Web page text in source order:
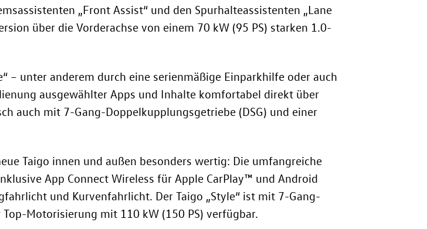
„Front Assist“ und den Spurhalteassistenten „Lane
über die Vorderachse von einem 70 kW (95 PS) starken 1.0-
– unter anderem durch eine serienmäßige Einparkhilfe oder auch
ausgewählter Apps und Inhalte komfortabel direkt über
auch mit 7-Gang-Doppelkupplungsgetriebe (DSG) und einer
Taigo innen und außen besonders wertig: Die umfangreiche
App Connect Wireless für Apple CarPlay™ und Android
und Kurvenfahrlicht. Der Taigo „Style“ ist mit 7-Gang-
Top-Motorisierung mit 110 kW (150 PS) verfügbar.